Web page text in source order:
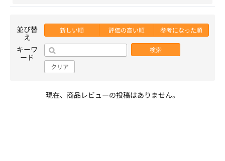
並び替
え
新しい順 評価の高い順 参考になった順
キーワ
ード
検索
クリア
現在、商品レビューの投稿はありません。